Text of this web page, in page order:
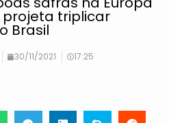
projeta triplicar
Brasil
30/11/2021 17:25